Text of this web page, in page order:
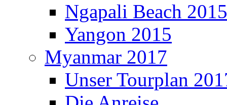
Ngapali Beach 2015
Yangon 2015
Myanmar 2017
Unser Tourplan